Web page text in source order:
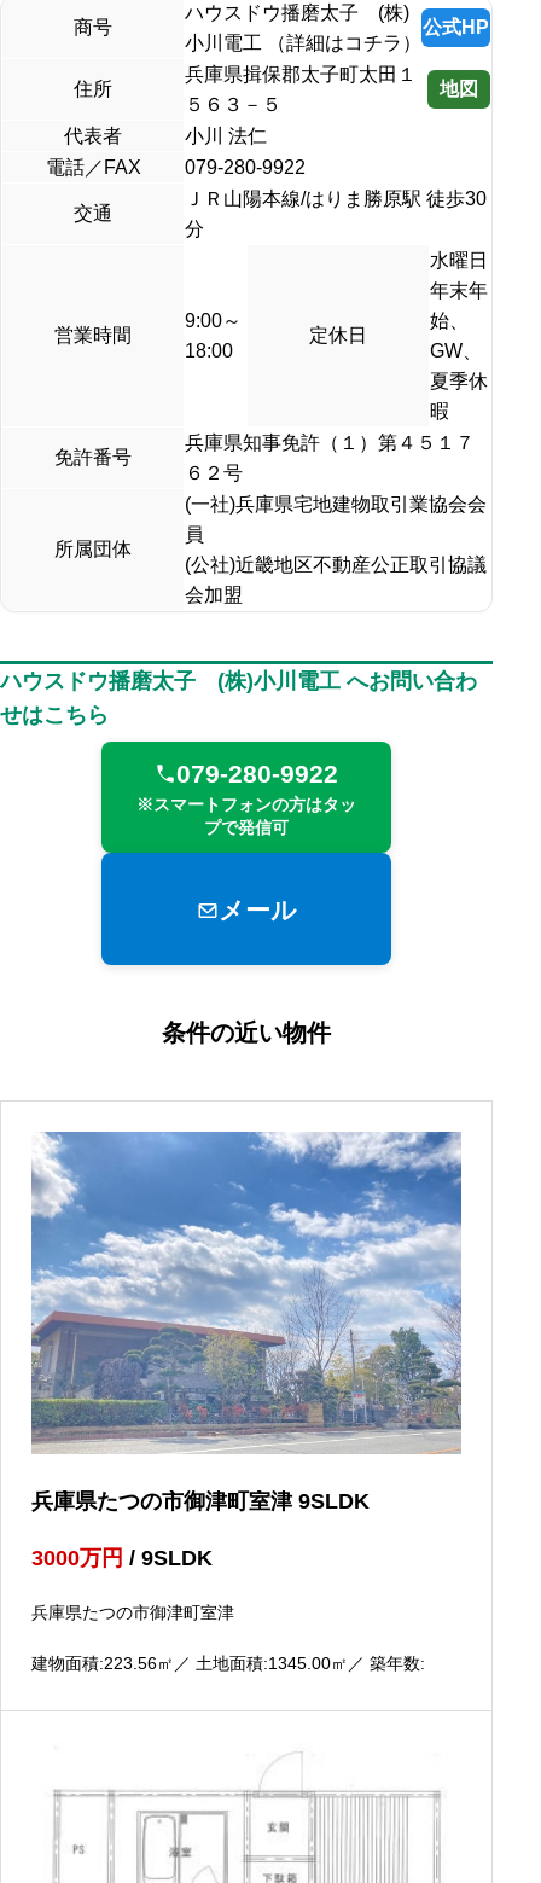
商号
ハウスドウ播磨太子 (株)
小川電工 （詳細はコチラ）
公式HP
住所
兵庫県揖保郡太子町太田１
５６３－５
地図
代表者
小川 法仁
電話／FAX
079-280-9922
交通
ＪＲ山陽本線/はりま勝原駅 徒歩30
分
営業時間
9:00～
18:00
定休日
水曜日
年末年
始、
GW、
夏季休
暇
免許番号
兵庫県知事免許（１）第４５１７
６２号
所属団体
(一社)兵庫県宅地建物取引業協会会
員
(公社)近畿地区不動産公正取引協議
会加盟
ハウスドウ播磨太子 (株)小川電工 へお問い合わ
せはこちら
079-280-9922
※スマートフォンの方はタッ
プで発信可
メール
条件の近い物件
兵庫県たつの市御津町室津 9SLDK
3000万円 / 9SLDK
兵庫県たつの市御津町室津
建物面積:223.56㎡ ／ 土地面積:1345.00㎡ ／ 築年数: